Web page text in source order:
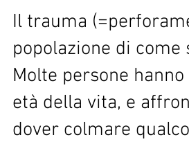
Il trauma
popolazione di
Molte persone
età della vita, e
dover colmare